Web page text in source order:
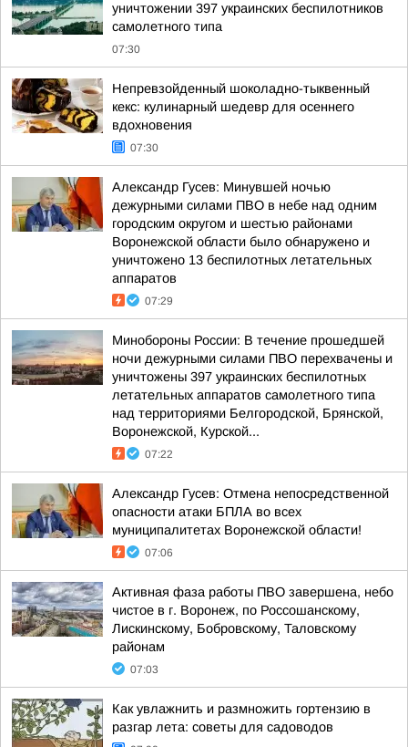
уничтожении 397 украинских беспилотников
самолетного типа
07:30
Непревзойденный шоколадно-тыквенный
кекс: кулинарный шедевр для осеннего
вдохновения
07:30
Александр Гусев: Минувшей ночью
дежурными силами ПВО в небе над одним
городским округом и шестью районами
Воронежской области было обнаружено и
уничтожено 13 беспилотных летательных
аппаратов
07:29
Минобороны России: В течение прошедшей
ночи дежурными силами ПВО перехвачены и
уничтожены 397 украинских беспилотных
летательных аппаратов самолетного типа
над территориями Белгородской, Брянской,
Воронежской, Курской...
07:22
Александр Гусев: Отмена непосредственной
опасности атаки БПЛА во всех
муниципалитетах Воронежской области!
07:06
Активная фаза работы ПВО завершена, небо
чистое в г. Воронеж, по Россошанскому,
Лискинскому, Бобровскому, Таловскому
районам
07:03
Как увлажнить и размножить гортензию в
разгар лета: советы для садоводов